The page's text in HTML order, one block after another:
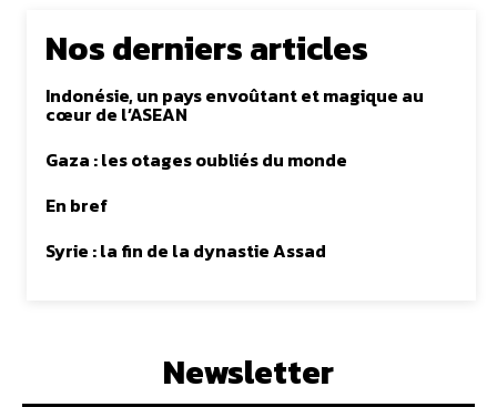
Nos derniers articles
Indonésie, un pays envoûtant et magique au
cœur de l’ASEAN
Gaza : les otages oubliés du monde
En bref
Syrie : la fin de la dynastie Assad
Newsletter